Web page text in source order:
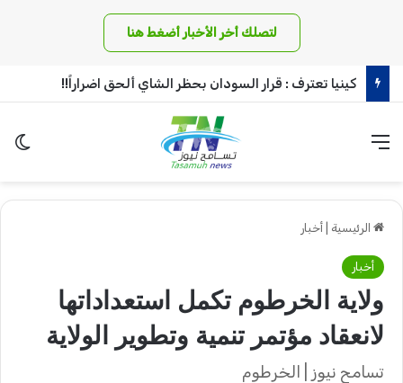
لتصلك أخر الأخبار أضغط هنا
كينيا تعترف : قرار السودان بحظر الشاي ألحق اضراراً!!
القائمة
الرئيسية أخبار
أخبار
ولاية الخرطوم تكمل استعداداتها
لانعقاد مؤتمر تنمية وتطوير الولاية
تسامح نيوز | الخرطوم